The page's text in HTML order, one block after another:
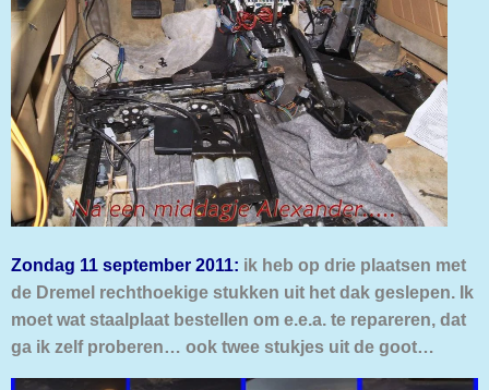
Zondag 11 september 2011: ik heb op drie plaatsen met
de Dremel rechthoekige stukken uit het dak geslepen. Ik
moet wat staalplaat bestellen om e.e.a. te repareren, dat
ga ik zelf proberen… ook twee stukjes uit de goot…